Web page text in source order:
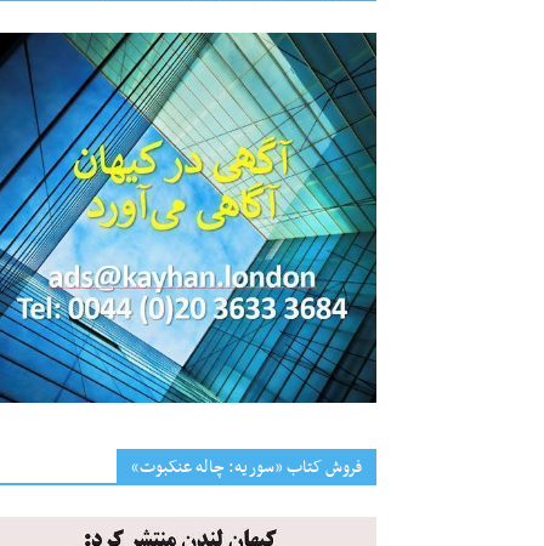
فروش کتاب «سوریه: چاله عنکبوت»